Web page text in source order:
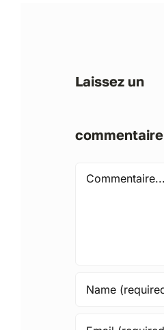
Laissez un
commentaire